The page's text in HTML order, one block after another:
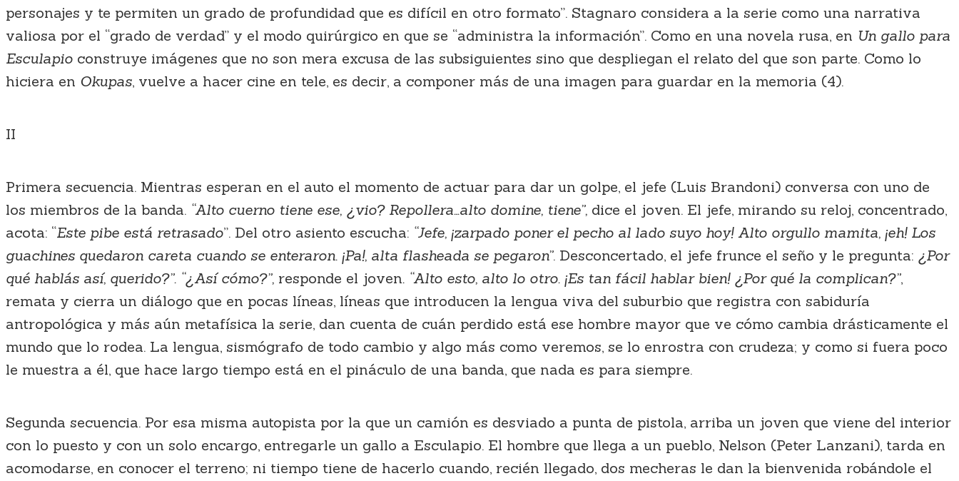
personajes y te permiten un grado de profundidad que es difícil en otro formato”. Stagnaro considera a la serie como una narrativa
valiosa por el “grado de verdad” y el modo quirúrgico en que se “administra la información”. Como en una novela rusa, en Un gallo para
Esculapio construye imágenes que no son mera excusa de las subsiguientes sino que despliegan el relato del que son parte. Como lo
hiciera en Okupas, vuelve a hacer cine en tele, es decir, a componer más de una imagen para guardar en la memoria (4).
II
Primera secuencia. Mientras esperan en el auto el momento de actuar para dar un golpe, el jefe (Luis Brandoni) conversa con uno de
los miembros de la banda. “Alto cuerno tiene ese, ¿vio? Repollera…alto domine, tiene”, dice el joven. El jefe, mirando su reloj, concentrado,
acota: “Este pibe está retrasado”. Del otro asiento escucha: “Jefe, ¡zarpado poner el pecho al lado suyo hoy! Alto orgullo mamita, ¡eh! Los
guachines quedaron careta cuando se enteraron. ¡Pa!, alta flasheada se pegaron”. Desconcertado, el jefe frunce el seño y le pregunta: ¿Por
qué hablás así, querido?”. “¿Así cómo?”, responde el joven. “Alto esto, alto lo otro. ¡Es tan fácil hablar bien! ¿Por qué la complican?”,
remata y cierra un diálogo que en pocas líneas, líneas que introducen la lengua viva del suburbio que registra con sabiduría
antropológica y más aún metafísica la serie, dan cuenta de cuán perdido está ese hombre mayor que ve cómo cambia drásticamente el
mundo que lo rodea. La lengua, sismógrafo de todo cambio y algo más como veremos, se lo enrostra con crudeza; y como si fuera poco
le muestra a él, que hace largo tiempo está en el pináculo de una banda, que nada es para siempre.
Segunda secuencia. Por esa misma autopista por la que un camión es desviado a punta de pistola, arriba un joven que viene del interior
con lo puesto y con un solo encargo, entregarle un gallo a Esculapio. El hombre que llega a un pueblo, Nelson (Peter Lanzani), tarda en
acomodarse, en conocer el terreno; ni tiempo tiene de hacerlo cuando, recién llegado, dos mecheras le dan la bienvenida robándole el